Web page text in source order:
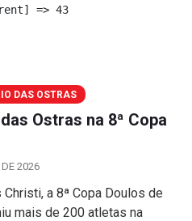
=> 43
DAS OSTRAS
Ostras na 8ª Copa
2026
a 8ª Copa Doulos de
mais de 200 atletas na